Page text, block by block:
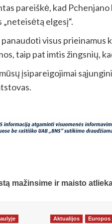
pareiškė, kad
elgesį“.
visus
taip pat imtis žingsnių,
įsipareigojimai
mažinsime ir maisto
Aktualijos Europos